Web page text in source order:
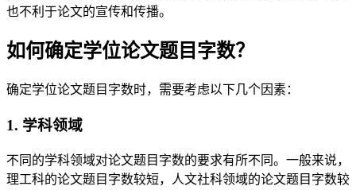
也不利于论文的宣传和传播。
如何确定学位论文题目字数？
确定学位论文题目字数时，需要考虑以下几个因素：
1. 学科领域
不同的学科领域对论文题目字数的要求有所不同。一般来说，
理工科的论文题目字数较短，人文社科领域的论文题目字数较